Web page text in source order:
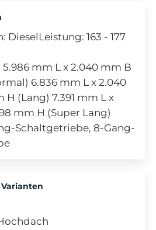
DieselLeistung: 163 - 177
5.986 mm L x 2.040 mm B
6.836 mm L x 2.040
H (Lang) 7.391 mm L x
mm H (Super Lang)
Schaltgetriebe, 8-Gang-